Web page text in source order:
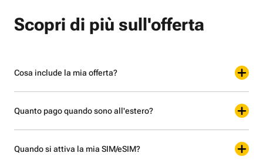
Scopri di più sull'offerta
Cosa include la mia offerta?
Quanto pago quando sono all'estero?
Quando si attiva la mia SIM/eSIM?